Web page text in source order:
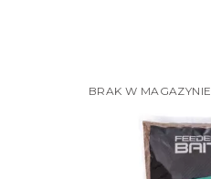
BRAK W MAGAZYNIE